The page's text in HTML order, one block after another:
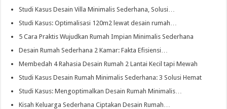
Studi Kasus Desain Villa Minimalis Sederhana, Solusi…
Studi Kasus: Optimalisasi 120m2 lewat desain rumah…
5 Cara Praktis Wujudkan Rumah Impian Minimalis Sederhana
Desain Rumah Sederhana 2 Kamar: Fakta Efisiensi…
Membedah 4 Rahasia Desain Rumah 2 Lantai Kecil tapi Mewah
Studi Kasus Desain Rumah Minimalis Sederhana: 3 Solusi Hemat
Studi Kasus: Mengoptimalkan Desain Rumah Minimalis…
Kisah Keluarga Sederhana Ciptakan Desain Rumah…